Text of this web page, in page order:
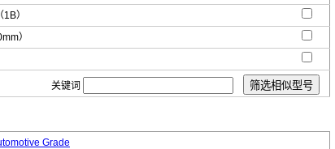
）
）
关键词
Grade